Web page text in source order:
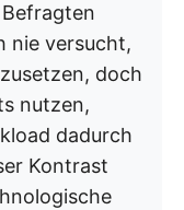
nie versucht,
doch
nutzen,
dadurch
Kontrast